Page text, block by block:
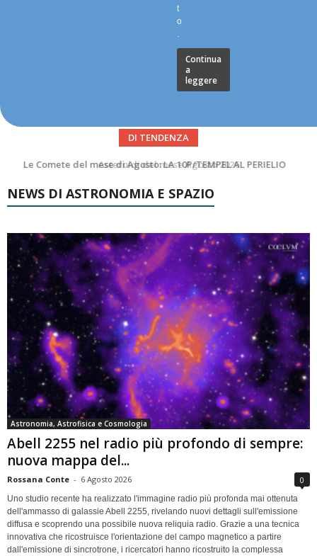
t
o
.
Continua
a
leggere
DI TENDENZA
Asteroidi del mese Agosto 2026
NEWS DI ASTRONOMIA E SPAZIO
Astronomia, Astrofisica e Cosmologia
Abell 2255 nel radio più profondo di sempre:
nuova mappa del...
Rossana Conte - 6 Agosto 2026 0
Uno studio recente ha realizzato l'immagine radio più profonda mai ottenuta
dell'ammasso di galassie Abell 2255, rivelando nuovi dettagli sull'emissione
diffusa e scoprendo una possibile nuova reliquia radio. Grazie a una tecnica
innovativa che ricostruisce l'orientazione del campo magnetico a partire
dall'emissione di sincrotrone, i ricercatori hanno ricostruito la complessa